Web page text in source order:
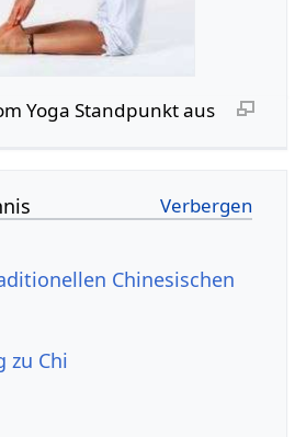
Yoga Standpunkt aus
Chinesischen
zu Chi